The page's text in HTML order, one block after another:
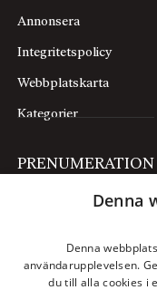
Annonsera
Integritetspolicy
Webbplatskarta
Kategorier
PRENUMERATION
FÖLJ OSS
Denna
Denna
användarupplevelsen.
du till alla cookies i